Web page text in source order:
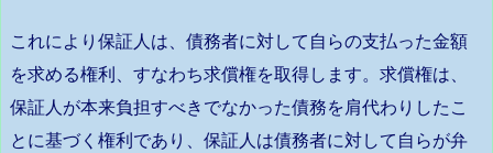
これにより保証人は、債務者に対して自らの支払った金額
を求める権利、すなわち求償権を取得します。求償権は、
保証人が本来負担すべきでなかった債務を肩代わりしたこ
とに基づく権利であり、保証人は債務者に対して自らが弁